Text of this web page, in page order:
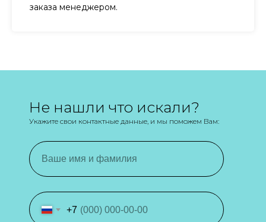
заказа менеджером.
+7
Не нашли что искали?
Укажите свои контактные данные, и мы поможем Вам: